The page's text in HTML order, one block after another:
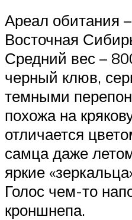
Ареал обитания
Восточная
Средний вес –
черный клюв,
темными
похожа на
отличается
самца даже
яркие
Голос чем-то
кроншнепа.